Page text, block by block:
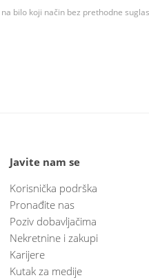
bilo koji način bez prethodne
Javite nam se
Korisnička podrška
Pronađite nas
Poziv dobavljačima
Nekretnine i zakupi
Karijere
Kutak za medije